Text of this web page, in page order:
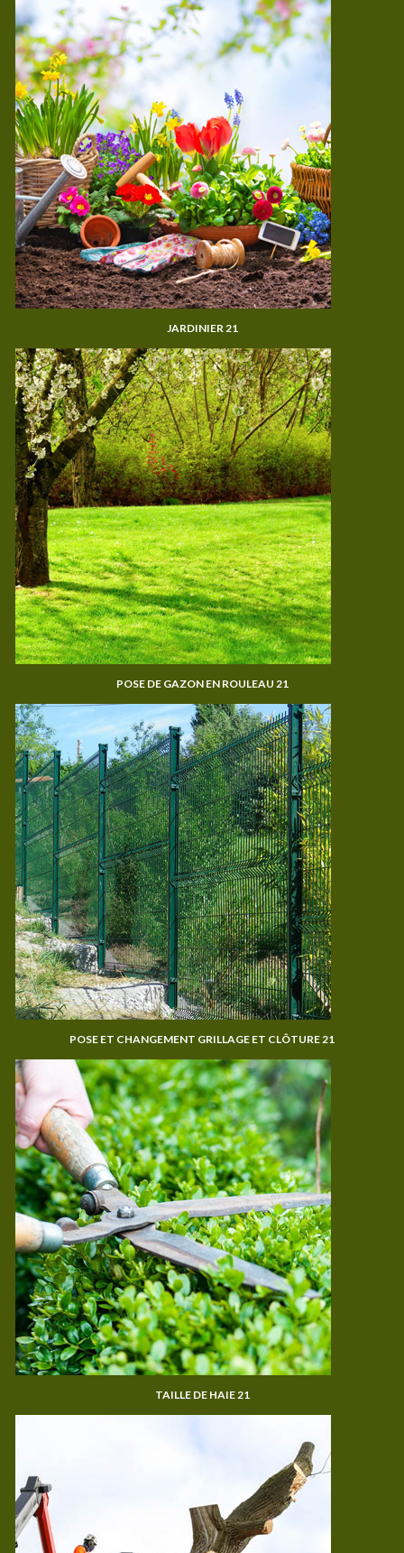
JARDINIER 21
POSE DE GAZON EN ROULEAU 21
POSE ET CHANGEMENT GRILLAGE ET CLÔTURE 21
TAILLE DE HAIE 21